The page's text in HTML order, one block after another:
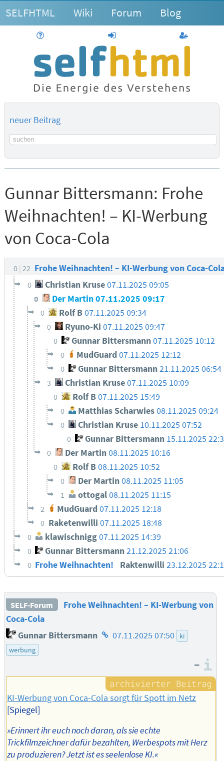
SELFHTML Wiki Forum Blog
anmelden
neuer Beitrag
Suchbegriff
Gunnar Bittersmann: Frohe
Weihnachten! – KI-Werbung
von Coca-Cola
0 22 Frohe Weihnachten! – KI-Werbung von Coca-
0 Christian Kruse07.11.2025 09:05
0 Der Martin 07.11.2025 09:17
0 Rolf B 07.11.2025 09:34
0 Ryuno-Ki 07.11.2025 09:47
0 Gunnar Bittersmann07.11.2025 10:12
0 MudGuard 07.11.2025 12:12
0 Gunnar Bittersmann21.11.2025 06:54
3 Christian Kruse07.11.2025 10:09
0 Rolf B07.11.2025 15:49
0 Matthias Scharwies08.11.2025 09:24
0 Christian Kruse 10.11.2025 07:52
0 Gunnar Bittersmann 15.11.2025
0 Der Martin08.11.2025 10:16
0 Rolf B08.11.2025 10:52
0 Der Martin08.11.2025 11:05
1 ottogal08.11.2025 11:15
2 MudGuard 07.11.2025 12:18
0 Raketenwilli 07.11.2025 18:48
0 klawischnigg07.11.2025 14:39
0 Gunnar Bittersmann21.12.2025 21:06
0 Frohe Weihnachten! Raktenwilli23.12.2025
SELF-Forum
Frohe Weihnachten! – KI-Werbung von
Coca-Cola
Gunnar Bittersmann Homepage
07.11.2025 07:50
ki
werbung
–
KI-Werbung von Coca-Cola sorgt für Spott im Netz
[Spiegel]
»Erinnert ihr euch noch daran, als sie echte
Trickfilmzeichner dafür bezahlten, Werbespots mit Herz
zu produzieren? Jetzt ist es seelenlose KI.«